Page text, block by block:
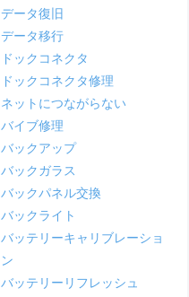
データ復旧
データ移行
ドックコネクタ
ドックコネクタ修理
ネットにつながらない
バイブ修理
バックアップ
バックガラス
バックパネル交換
バックライト
バッテリーキャリブレーショ
ン
バッテリーリフレッシュ